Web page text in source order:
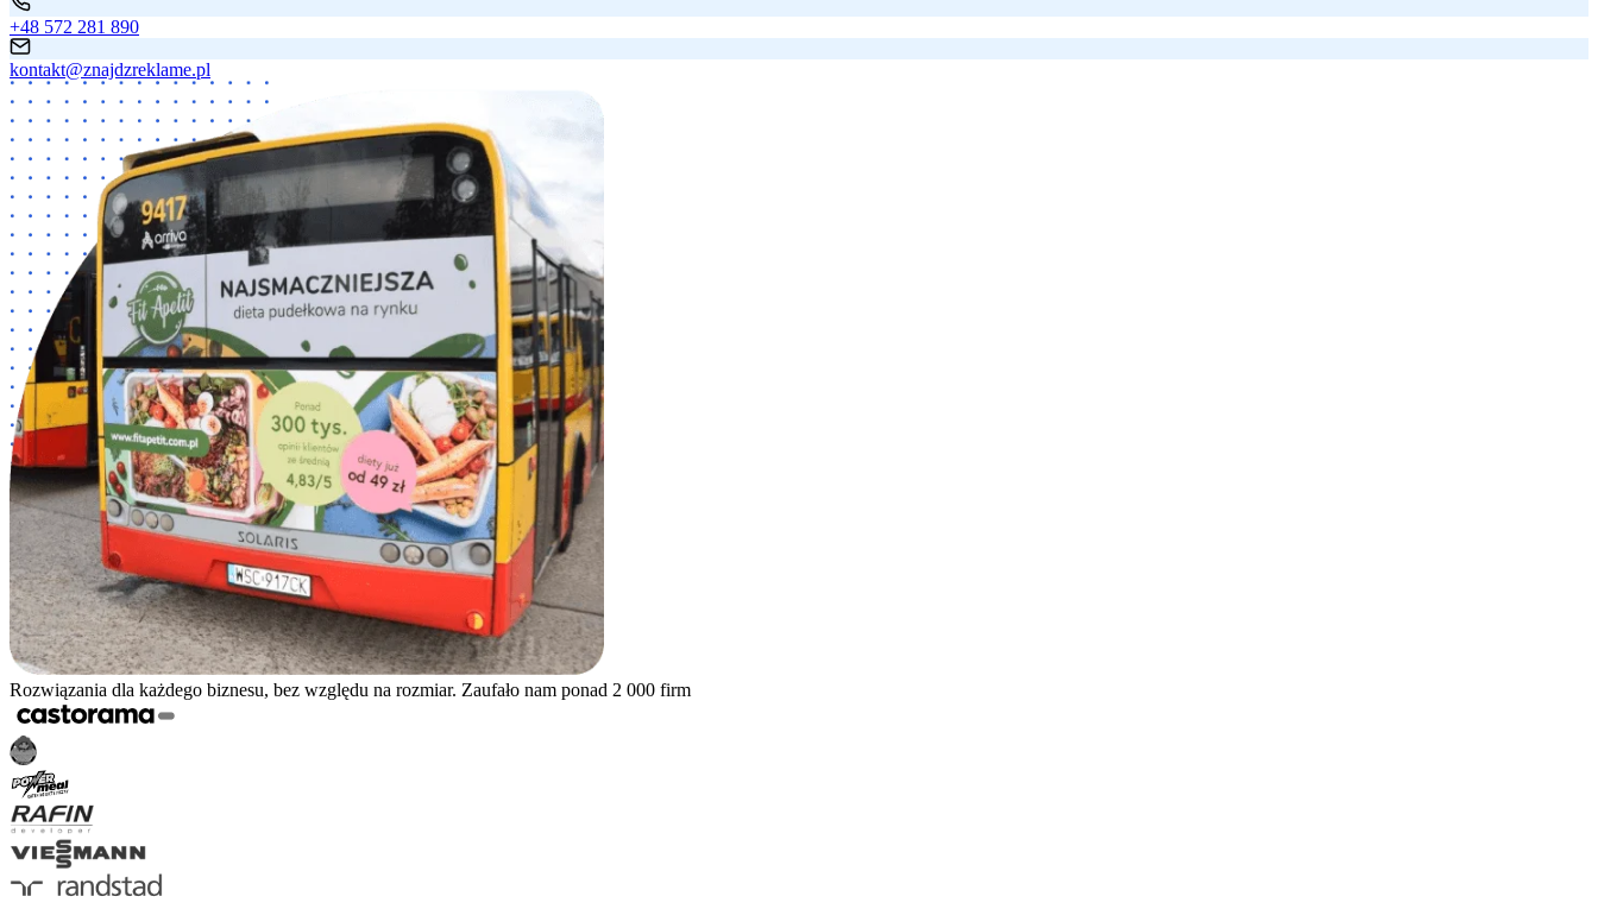
+48 572 281 890
kontakt@znajdzreklame.pl
Rozwiązania dla każdego biznesu, bez względu na rozmiar. Zaufało nam ponad 2 000 firm